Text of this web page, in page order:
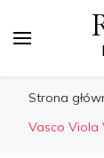
Strona
Vasco Viola